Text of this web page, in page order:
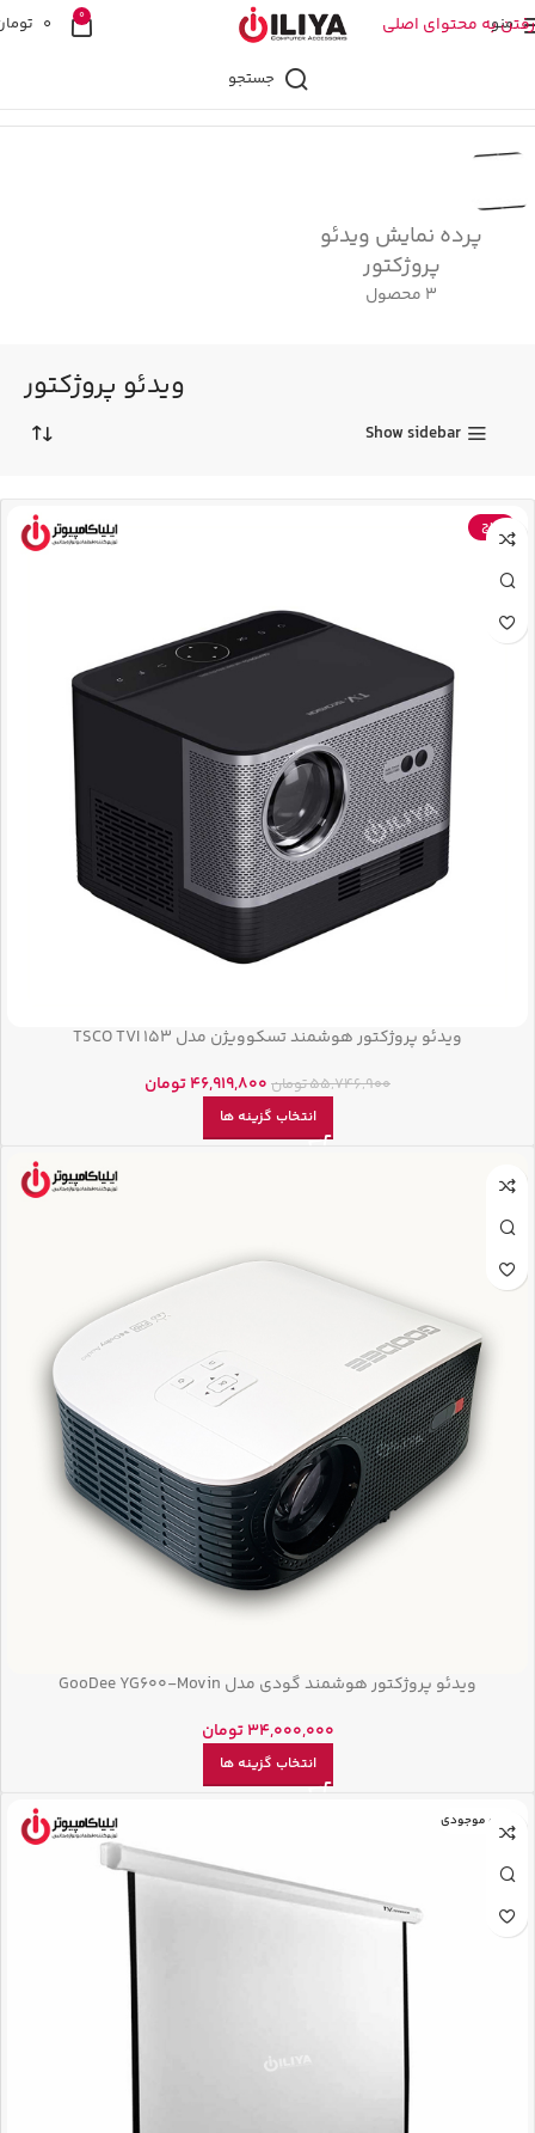
رفتن به محتوای اصلی
منو 0
0
جستجو
پرده نمایش ویدئو
پروژکتور
3 محصول
ویدئو پروژکتور
Show sidebar
حراج
ویدئو پروژکتور هوشمند تسکوویژن مدل TSCO TVI 153
55,746,900تومان 46,919,800تومان
انتخاب گزینه ها
ویدئو پروژکتور هوشمند گودی مدل GooDee YG600‑Movin
34,000,000 تومان
انتخاب گزینه ها
اتمام موجودی